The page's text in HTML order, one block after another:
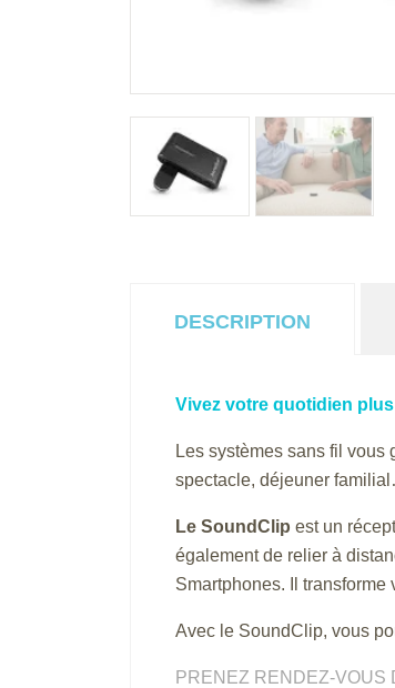
DESCRIPTION
Vivez votre quotidien
Les systèmes sans fil vous
spectacle, déjeuner
Le SoundClip est un
également de relier à
Smartphones. Il
Avec le SoundClip, vous
PRENEZ RENDEZ-VOUS